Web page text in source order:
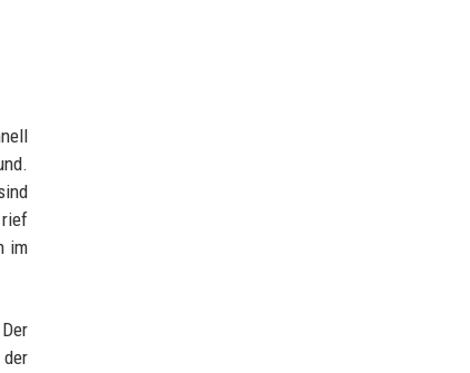
rief
im